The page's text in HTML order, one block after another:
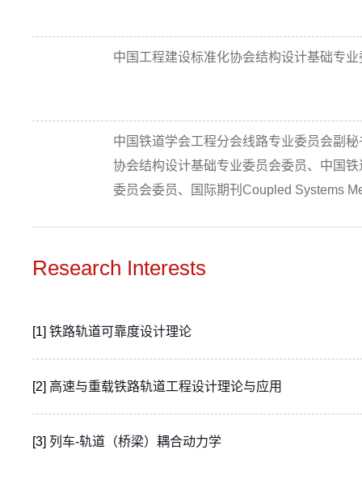
中国工程建设标准化协会结构设计基础专
中国铁道学会工程分会线路专业委员会副
协会结构设计基础专业委员会委员、中国
委员会委员、国际期刊Coupled Systems
Research Interests
[1] 铁路轨道可靠度设计理论
[2] 高速与重载铁路轨道工程设计理论与应用
[3] 列车-轨道（桥梁）耦合动力学